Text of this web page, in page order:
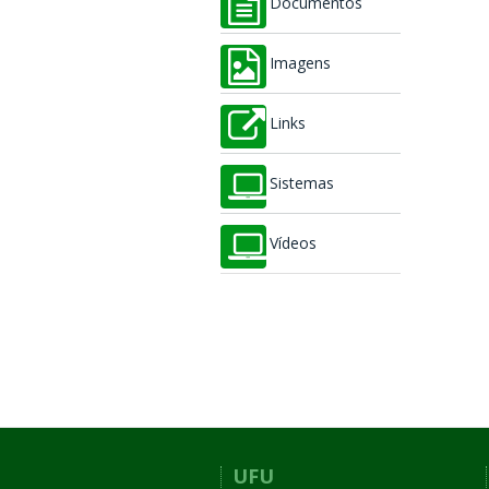
Documentos
Imagens
Links
Sistemas
Vídeos
UFU